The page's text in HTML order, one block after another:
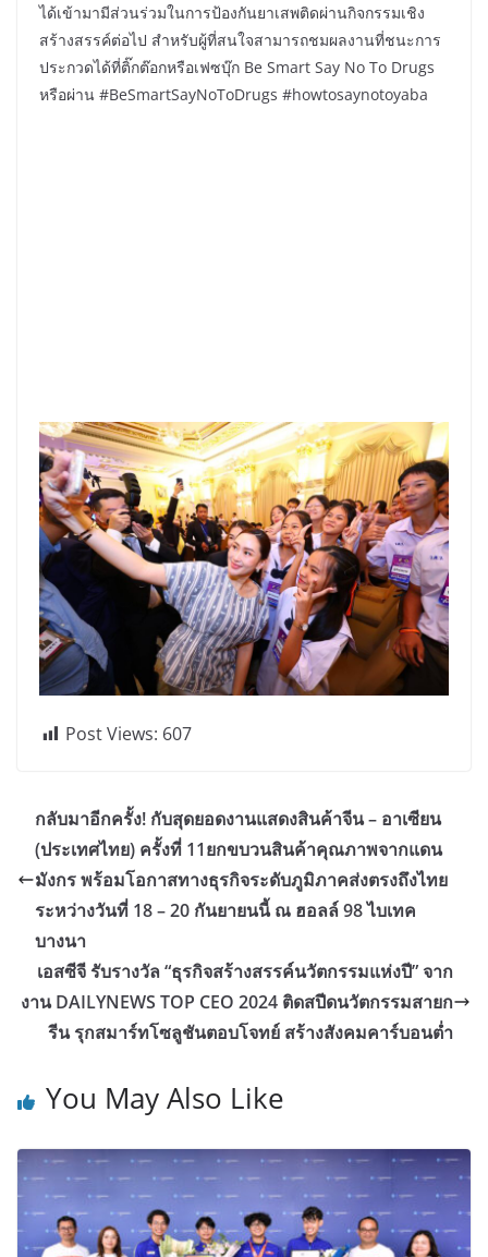
ได้เข้ามามีส่วนร่วมในการป้องกันยาเสพติดผ่านกิจกรรมเชิง
สร้างสรรค์ต่อไป สำหรับผู้ที่สนใจสามารถชมผลงานที่ชนะการ
ประกวดได้ที่ติ๊กต๊อกหรือเฟซบุ๊ก Be Smart Say No To Drugs
หรือผ่าน #BeSmartSayNoToDrugs #howtosaynotoyaba
Post Views: 607
กลับมาอีกครั้ง! กับสุดยอดงานแสดงสินค้าจีน – อาเซียน
(ประเทศไทย) ครั้งที่ 11ยกขบวนสินค้าคุณภาพจากแดน
มังกร พร้อมโอกาสทางธุรกิจระดับภูมิภาคส่งตรงถึงไทย
ระหว่างวันที่ 18 – 20 กันยายนนี้ ณ ฮอลล์ 98 ไบเทค
บางนา
เอสซีจี รับรางวัล “ธุรกิจสร้างสรรค์นวัตกรรมแห่งปี” จาก
งาน DAILYNEWS TOP CEO 2024 ติดสปีดนวัตกรรมสายก
รีน รุกสมาร์ทโซลูชันตอบโจทย์ สร้างสังคมคาร์บอนต่ำ
You May Also Like